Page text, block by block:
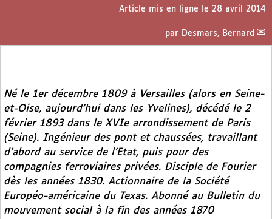
Article mis en ligne le 28 avril 2014
par Desmars, Bernard
Né le 1er décembre 1809 à Versailles (alors en Seine-
et-Oise, aujourd’hui dans les Yvelines), décédé le 2
février 1893 dans le XVIe arrondissement de Paris
(Seine). Ingénieur des pont et chaussées, travaillant
d’abord au service de l’Etat, puis pour des
compagnies ferroviaires privées. Disciple de Fourier
dès les années 1830. Actionnaire de la Société
Européo-américaine du Texas. Abonné au Bulletin du
mouvement socialà la fin des années 1870